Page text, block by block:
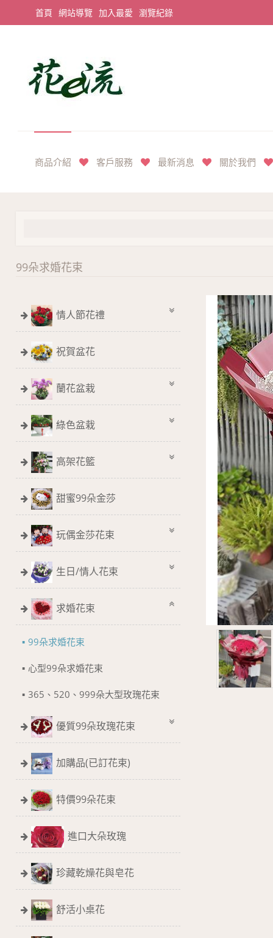
首頁 網站導覽 加入最愛 瀏覽紀錄
商品介紹 客戶服務 最新消息 關於我們
99朵求婚花束
情人節花禮
祝賀盆花
蘭花盆栽
綠色盆栽
高架花籃
甜蜜99朵金莎
玩偶金莎花束
生日/情人花束
求婚花束
99朵求婚花束
心型99朵求婚花束
365、520、999朵大型玫瑰花束
優質99朵玫瑰花束
加購品(已訂花束)
特價99朵花束
進口大朵玫瑰
珍藏乾燥花與皂花
舒活小桌花